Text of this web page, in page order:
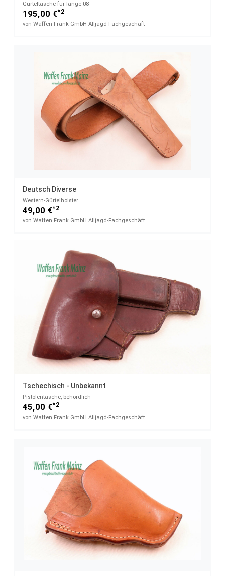
Gürteltasche für lange 08
195,00 €*2
von Waffen Frank GmbH Alljagd-Fachgeschäft
Deutsch Diverse
Western-Gürtelholster
49,00 €*2
von Waffen Frank GmbH Alljagd-Fachgeschäft
Tschechisch - Unbekannt
Pistolentasche, behördlich
45,00 €*2
von Waffen Frank GmbH Alljagd-Fachgeschäft